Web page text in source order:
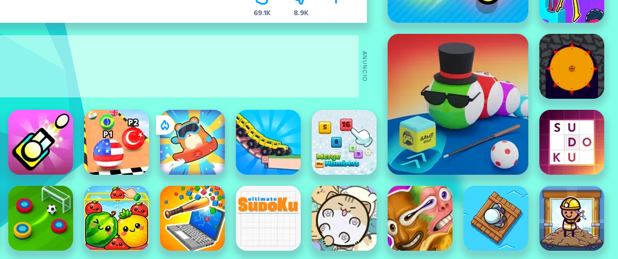
69.1K 8.9K
ANUNCIO